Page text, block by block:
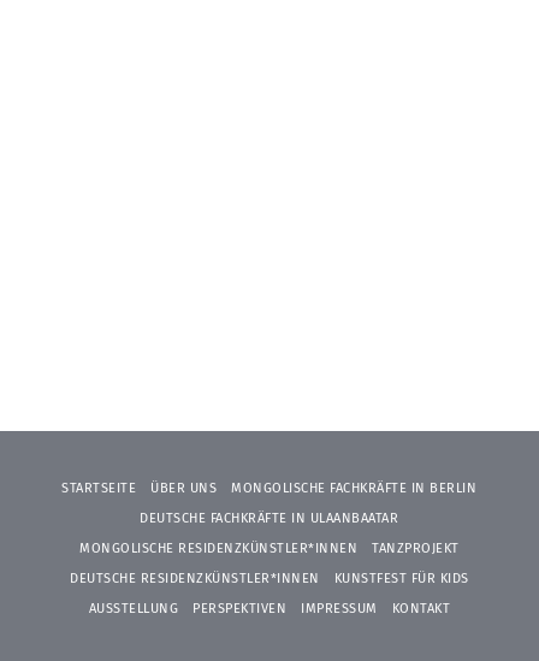
STARTSEITE ÜBER UNS
MONGOLISCHE FACHKRÄFTE IN BERLIN
DEUTSCHE FACHKRÄFTE IN ULAANBAATAR
MONGOLISCHE RESIDENZKÜNSTLER*INNEN
TANZPROJEKT
DEUTSCHE RESIDENZKÜNSTLER*INNEN
KUNSTFEST FÜR KIDS
AUSSTELLUNG
PERSPEKTIVEN IMPRESSUM KONTAKT